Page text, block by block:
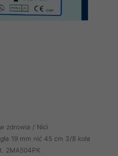
zdrowia / Nici
19 mm nić 45 cm 3/8 koła
2MA504PK